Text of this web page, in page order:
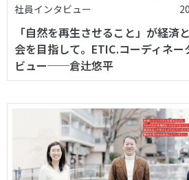
社員インタビュー
「自然を再生させること」が経済
会を目指して。ETIC.コーディネー
ビュー──倉辻悠平